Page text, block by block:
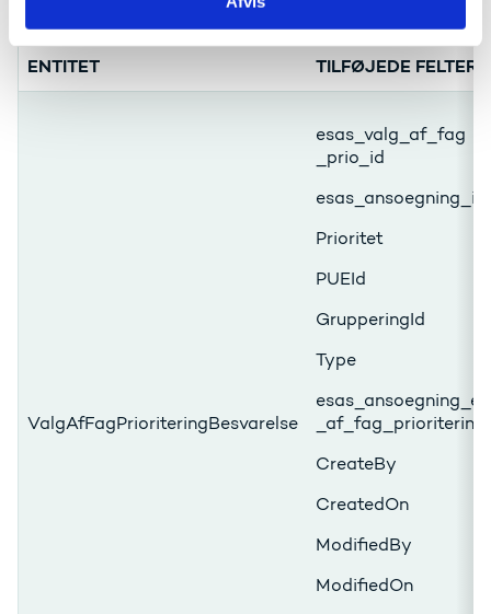
ENTITET TILFØJEDE FELTER
ValgAfFagPrioriteringBesvarelse
esas_valg_af_fag
_prio_id
esas_ansoegning_id
Prioritet
PUEId
GrupperingId
Type
CreateBy
CreatedOn
ModifiedBy
ModifiedOn